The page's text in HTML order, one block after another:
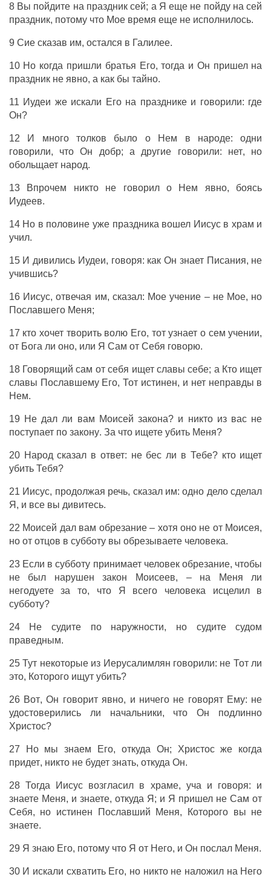
8 Вы пойдите на праздник сей; а Я еще не пойду на сей
праздник, потому что Мое время еще не исполнилось.
9 Сие сказав им, остался в Галилее.
10 Но когда пришли братья Его,тогда и Он пришел на
праздник не явно, а как бы тайно.
11 Иудеи же искали Его на празднике и говорили: где
Он?
12 И много толков было о Нем в народе:одни
говорили, что Он добр;а другие говорили: нет, но
обольщает народ.
13 Впрочем никтоне говорил о Нем явно, боясь
Иудеев.
14 Но в половине уже праздника вошел Иисус в храм и
учил.
15 И дивились Иудеи, говоря: как Он знает Писания, не
учившись?
16 Иисус,отвечая им, сказал: Мое учение – не Мое, но
Пославшего Меня;
17 кто хочет творить волю Его, тотузнает о сем учении,
от Бога ли оно, или Я Сам от Себя говорю.
18 Говорящий сам от себя ищет славы себе; а Кто ищет
славы Пославшему Его,Тот истинен, и нет неправды в
Нем.
19 Не дал ли вам Моисей закона? и никто из вас не
поступаетпо закону. За что ищете убить Меня?
20 Народ сказал в ответ: не бес ли в Тебе? кто ищет
убить Тебя?
21 Иисус, продолжая речь, сказал им:одно дело сделал
Я, и всевы дивитесь.
22 Моисей дал вам обрезание– хотя оно не от Моисея,
но от отцов в субботувы обрезываете человека.
23 Если в субботу принимает человек обрезание, чтобы
не
был нарушен закон Моисеев, – на Меня ли
негодуетеза то, чтоЯ всего человека исцелил
в
субботу?
24 Не судите по наружности, но судите
судом
праведным.
25Тут некоторые из Иерусалимлян говорили: не Тотли
это, Которого ищут убить?
26 Вот, Он говорит явно, и ничегоне говорят Ему: не
удостоверились
ли начальники, что Он
подлинно
Христос?
27 Номызнаем Его, откуда Он; Христос же
когда
придет, никтоне будет знать, откуда Он.
28 Тогда Иисус возгласил в храме, уча и говоря: и
знаете Меня, и знаете, откуда Я ; и Я пришел не Сам от
Себя, но истинен Пославший Меня, Которого вы не
знаете.
29 Я знаю Его, потому что Я от Него, и Он послал Меня.
30 И искали схватить Его, но никтоне наложил на Него